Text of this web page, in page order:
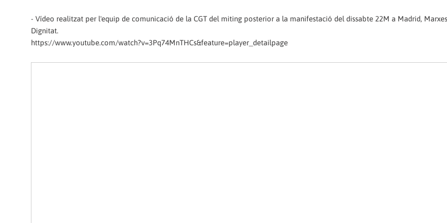
- Vídeo realitzat per l'equip de comunicació de la CGT del miting posterior a la manifestació del dissabte 22M a Madrid,
Dignitat.
https://www.youtube.com/watch?v=3Pq74MnTHCs&feature=player_detailpage